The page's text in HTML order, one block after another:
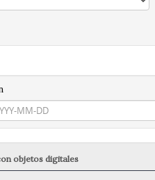
objetos digitales